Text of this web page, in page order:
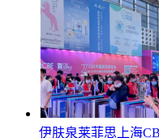
伊肤泉莱菲思上海